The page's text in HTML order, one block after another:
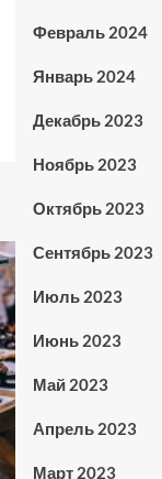
Февраль 2024
Январь 2024
Декабрь 2023
Ноябрь 2023
Октябрь 2023
Сентябрь 2023
Июль 2023
Июнь 2023
Май 2023
Апрель 2023
Март 2023